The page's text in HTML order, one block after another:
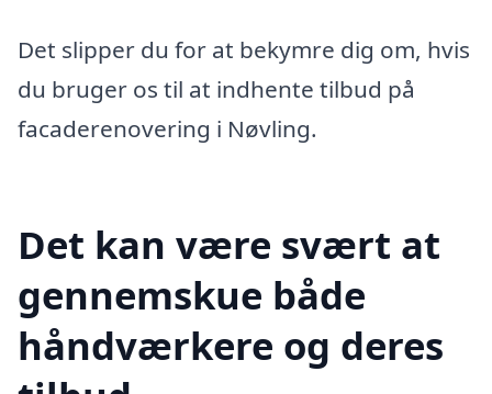
Det slipper du for at bekymre dig om, hvis
du bruger os til at indhente tilbud på
facaderenovering i Nøvling.
Det kan være svært at
gennemskue både
håndværkere og deres